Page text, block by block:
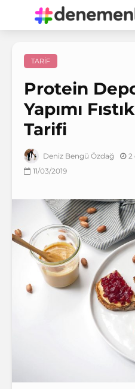
TARIF
Protein
Yapımı
Tarifi
Deniz Bengü Özdağ
2
11/03/2019